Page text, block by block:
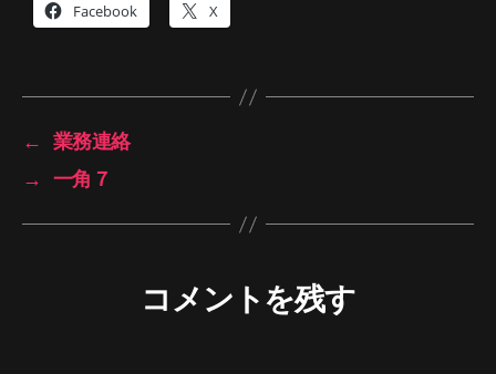
Facebook X
←
業務連絡
→
一角７
コメントを残す